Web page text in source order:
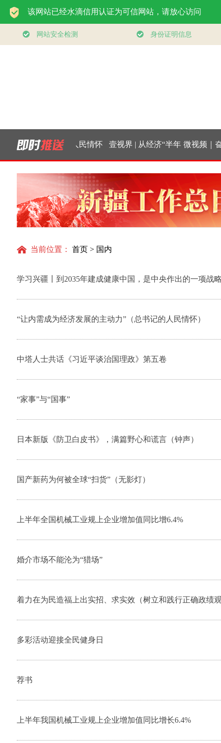
山上 总书记的人民情怀
｜“扎扎实实建设现
代化产业体系”
壹视界 | 从经济“半年
报”，看“十五五”稳健
开局
微视频｜奋
实干挑
当前位置： 首页 > 国内
学习兴疆丨到2035年建成健康中国，是中央作出的一项战
“让内需成为经济发展的主动力”（总书记的人民情怀）
中塔人士共话《习近平谈治国理政》第五卷
“家事”与“国事”
日本新版《防卫白皮书》，满篇野心和谎言（钟声）
国产新药为何被全球“扫货”（无影灯）
上半年全国机械工业规上企业增加值同比增6.4%
婚介市场不能沦为“猎场”
着力在为民造福上出实招、求实效（树立和践行正确政绩
多彩活动迎接全民健身日
荐书
上半年我国机械工业规上企业增加值同比增长6.4%